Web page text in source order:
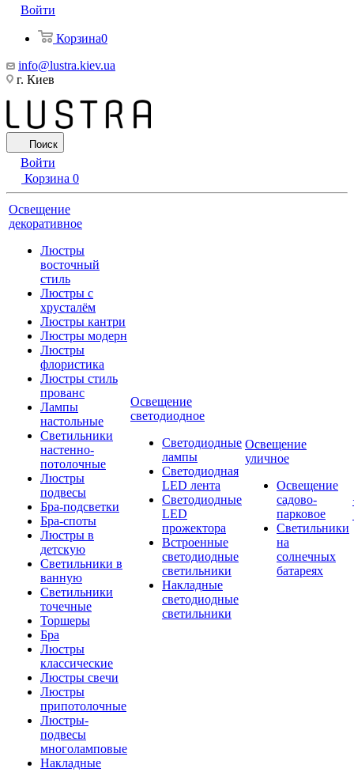
Войти
Корзина0
info@lustra.kiev.ua
г. Киев
Поиск
Войти
Корзина 0
Освещение
декоративное
Люстры
восточный
стиль
Люстры с
хрусталём
Люстры кантри
Люстры модерн
Люстры
флористика
Люстры стиль
прованс
Лампы
настольные
Светильники
настенно-
потолочные
Люстры
подвесы
Бра-подсветки
Бра-споты
Люстры в
детскую
Светильники в
ванную
Светильники
точечные
Торшеры
Бра
Люстры
классические
Люстры свечи
Люстры
припотолочные
Люстры-
подвесы
многоламповые
Накладные
Освещение
светодиодное
Светодиодные
лампы
Светодиодная
LED лента
Светодиодные
LED
прожектора
Встроенные
светодиодные
светильники
Накладные
светодиодные
светильники
Освещение
уличное
Освещение
садово-
парковое
Светильники
на
солнечных
батареях